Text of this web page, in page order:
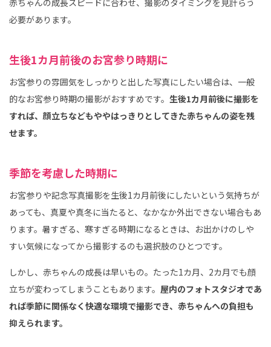
必要があります。
生後1カ月前後のお宮参り時期に
お宮参りの雰囲気をしっかりと出した写真にしたい場合は、一般
的なお宮参り時期の撮影がおすすめです。 生後1カ月前後に撮影を
すれば、顔立ちなどもややはっきりとしてきた赤ちゃんの姿を残
せます。
季節を考慮した時期に
お宮参りや記念写真撮影を生後1カ月前後にしたいという気持ちが
あっても、真夏や真冬に当たると、なかなか外出できない場合もあ
ります。暑すぎる、寒すぎる時期になるときは、お出かけのしや
すい気候になってから撮影するのも選択肢のひとつです。
しかし、赤ちゃんの成長は早いもの。たった1カ月、2カ月でも顔
立ちが変わってしまうこともあります。 屋内のフォトスタジオであ
れば季節に関係なく快適な環境で撮影でき、赤ちゃんへの負担も
抑えられます。